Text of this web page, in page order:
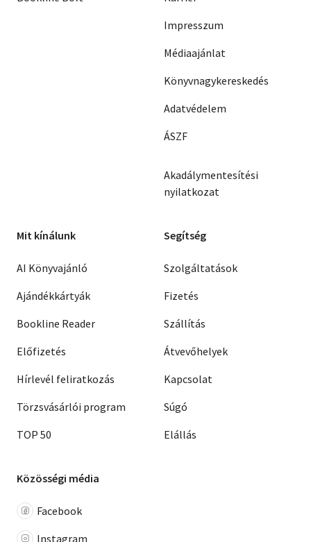
Impresszum
Médiaajánlat
Könyvnagykereskedés
Adatvédelem
ÁSZF
Akadálymentesítési
nyilatkozat
Mit kínálunk
AI Könyvajánló
Ajándékkártyák
Bookline Reader
Előfizetés
Hírlevél feliratkozás
Törzsvásárlói program
TOP 50
Segítség
Szolgáltatások
Fizetés
Szállítás
Átvevőhelyek
Kapcsolat
Súgó
Elállás
Közösségi média
Facebook
Instagram